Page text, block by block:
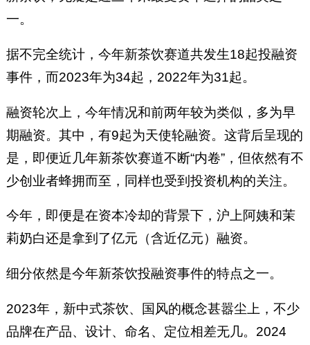
一。
据不完全统计，今年新茶饮赛道共发生18起投融资
事件，而2023年为34起，2022年为31起。
融资轮次上，今年情况和前两年较为类似，多为早
期融资。其中，有9起为天使轮融资。这背后呈现的
是，即便近几年新茶饮赛道不断“内卷”，但依然有不
少创业者蜂拥而至，同样也受到投资机构的关注。
今年，即便是在资本冷却的背景下，沪上阿姨和茉
莉奶白还是拿到了亿元（含近亿元）融资。
细分依然是今年新茶饮投融资事件的特点之一。
2023年，新中式茶饮、国风的概念甚嚣尘上，不少
品牌在产品、设计、命名、定位相差无几。2024